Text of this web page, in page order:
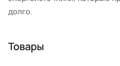
долго.
Товары